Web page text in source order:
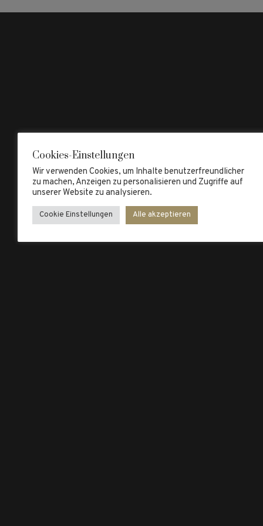
Cookies-Einstellungen
Wir verwenden Cookies, um Inhalte benutzerfreundlicher
zu machen, Anzeigen zu personalisieren und Zugriffe auf
unserer Website zu analysieren.
Cookie Einstellungen Alle akzeptieren